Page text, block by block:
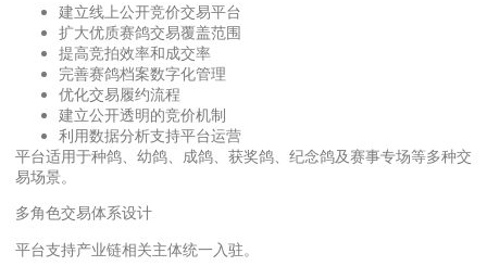
建立线上公开竞价交易平台
扩大优质赛鸽交易覆盖范围
提高竞拍效率和成交率
完善赛鸽档案数字化管理
优化交易履约流程
建立公开透明的竞价机制
利用数据分析支持平台运营
平台适用于种鸽、幼鸽、成鸽、获奖鸽、纪念鸽及赛事专场等多种交
易场景。
多角色交易体系设计
平台支持产业链相关主体统一入驻。